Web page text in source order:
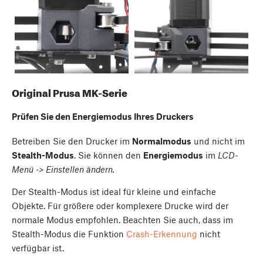
Original Prusa MK-Serie
Prüfen Sie den Energiemodus Ihres Druckers
Betreiben Sie den Drucker im Normalmodus und nicht im
Stealth-Modus. Sie können den Energiemodus im LCD-
Menü -> Einstellen ändern.
Der Stealth-Modus ist ideal für kleine und einfache
Objekte. Für größere oder komplexere Drucke wird der
normale Modus empfohlen. Beachten Sie auch, dass im
Stealth-Modus die Funktion Crash-Erkennung nicht
verfügbar ist.